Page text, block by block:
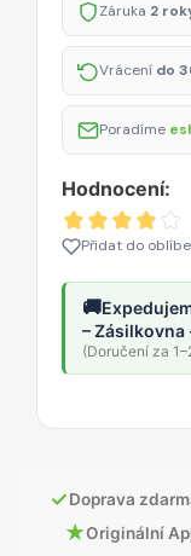
Záruka 2
Vrácení do
Poradíme
Hodnocení:
Přidat do
🚚
–
(Doručení za
✓Doprava
★Originální